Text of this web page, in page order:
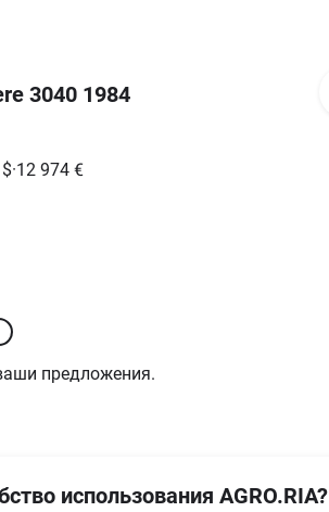
3040 1984
$·12 974 €
предложения.
использования AGRO.RIA?